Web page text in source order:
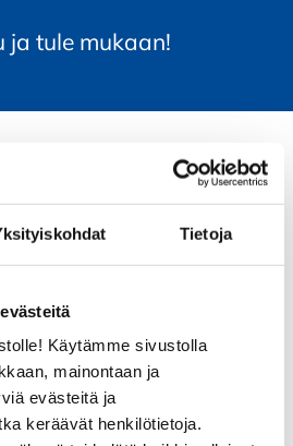
Tietoja
Käytämme sivustolla
mainontaan ja
evästeitä ja
keräävät henkilötietoja.
ja tule mukaan!